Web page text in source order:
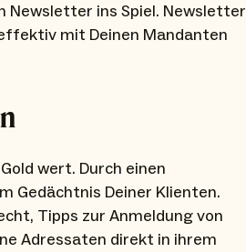
ins Spiel. Newsletter
mit Deinen Mandanten
wert. Durch einen
Gedächtnis Deiner Klienten.
Tipps zur Anmeldung von
Adressaten direkt in ihrem